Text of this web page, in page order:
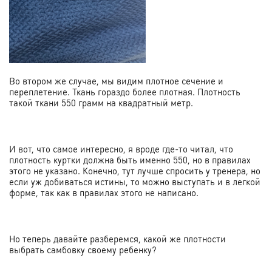
Во втором же случае, мы видим плотное сечение и
переплетение. Ткань гораздо более плотная. Плотность
такой ткани 550 грамм на квадратный метр.
И вот, что самое интересно, я вроде где-то читал, что
плотность куртки должна быть именно 550, но в правилах
этого не указано. Конечно, тут лучше спросить у тренера, но
если уж добиваться истины, то можно выступать и в легкой
форме, так как в правилах этого не написано.
Но теперь давайте разберемся, какой же плотности
выбрать самбовку своему ребенку?